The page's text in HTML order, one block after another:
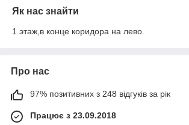
Як нас знайти
1 этаж,в конце коридора на лево.
Про нас
97% позитивних з 248 відгуків за рік
Працює з 23.09.2018